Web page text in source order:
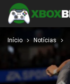
Início Notícias